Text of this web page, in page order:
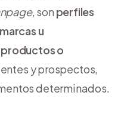
, son perfiles
u
o
y prospectos,
determinados.